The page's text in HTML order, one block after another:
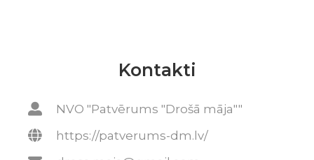
Kontakti
NVO "Patvērums "Drošā māja""
https://patverums-dm.lv/